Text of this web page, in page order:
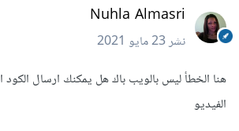
Nuhla Almasri
نشر23 مايو 2021
هنا الخطأ ليس بالويب باك هل يمكنك ارسال الكود
الفيديو